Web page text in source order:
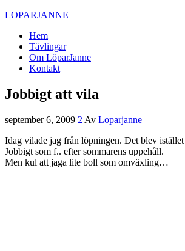
LOPARJANNE
Hem
Tävlingar
Om LöparJanne
Kontakt
Jobbigt att vila
september 6, 2009 2 Av Loparjanne
Idag vilade jag från löpningen. Det blev
Jobbigt som f.. efter sommarens uppehåll.
Men kul att jaga lite boll som omväxling…